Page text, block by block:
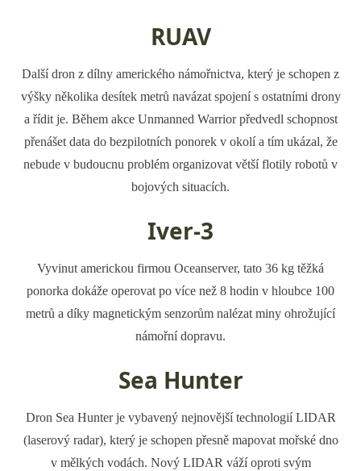
RUAV
Další dron z dílny amerického námořnictva, který je schopen z
výšky několika desítek metrů navázat spojení s ostatními drony
a řídit je. Během akce Unmanned Warrior předvedl schopnost
přenášet data do bezpilotních ponorek v okolí a tím ukázal, že
nebude v budoucnu problém organizovat větší flotily robotů v
bojových situacích.
Iver-3
Vyvinut americkou firmou Oceanserver, tato 36 kg těžká
ponorka dokáže operovat po více než 8 hodin v hloubce 100
metrů a díky magnetickým senzorům nalézat miny ohrožující
námořní dopravu.
Sea Hunter
Dron Sea Hunter je vybavený nejnovější technologií LIDAR
(laserový radar), který je schopen přesně mapovat mořské dno
v mělkých vodách. Nový LIDAR váží oproti svým